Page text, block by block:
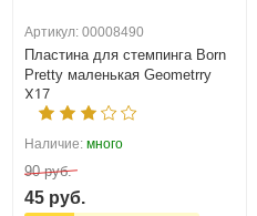
Артикул: 00008490
Пластина для стемпинга Born
Pretty маленькая Geometrry
X17
Наличие: много
90 руб.
45 руб.